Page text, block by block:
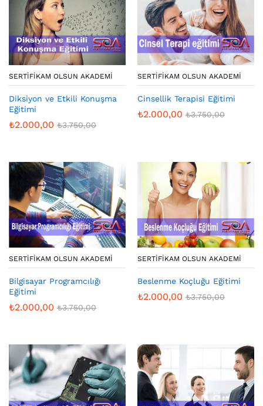
SERTIFIKAM OLSUN AKADEMI
Diksiyon ve Etkili Konuşma
Eğitimi
₺2.000,00 ₺3.750,00
SERTIFIKAM OLSUN AKADEMI
Cinsellik Terapisi Eğitimi
₺2.000,00 ₺3.750,00
SERTIFIKAM OLSUN AKADEMI
Bilgisayar Programcılığı
Eğitimi
₺2.000,00 ₺3.750,00
SERTIFIKAM OLSUN AKADEMI
Beslenme Koçluğu Eğitimi
₺2.000,00 ₺3.750,00